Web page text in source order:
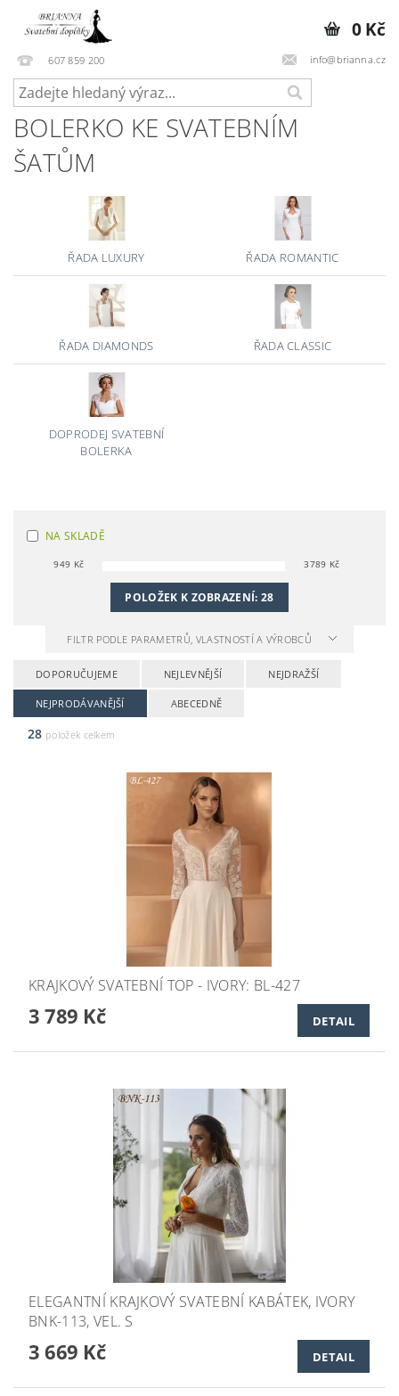
607 859 200 info@brianna.cz
0 Kč
BOLERKO KE SVATEBNÍM
ŠATŮM
ŘADA LUXURY ŘADA ROMANTIC
ŘADA DIAMONDS ŘADA CLASSIC
DOPRODEJ SVATEBNÍ
BOLERKA
NA SKLADĚ
949 Kč 3789 Kč
POLOŽEK K ZOBRAZENÍ:28
FILTR PODLE PARAMETRŮ, VLASTNOSTÍ A VÝROBCŮ
DOPORUČUJEME NEJLEVNĚJŠÍ NEJDRAŽŠÍ
NEJPRODÁVANĚJŠÍ ABECEDNĚ
28 položek celkem
KRAJKOVÝ SVATEBNÍ TOP - IVORY: BL-427
3 789 Kč DETAIL
ELEGANTNÍ KRAJKOVÝ SVATEBNÍ KABÁTEK, IVORY
BNK-113, VEL. S
3 669 Kč DETAIL